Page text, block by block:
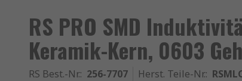
RS PRO SMD
Keramik-Kern, 0603
RS Best.-Nr.: 256-7707 Herst. Teile-Nr.: